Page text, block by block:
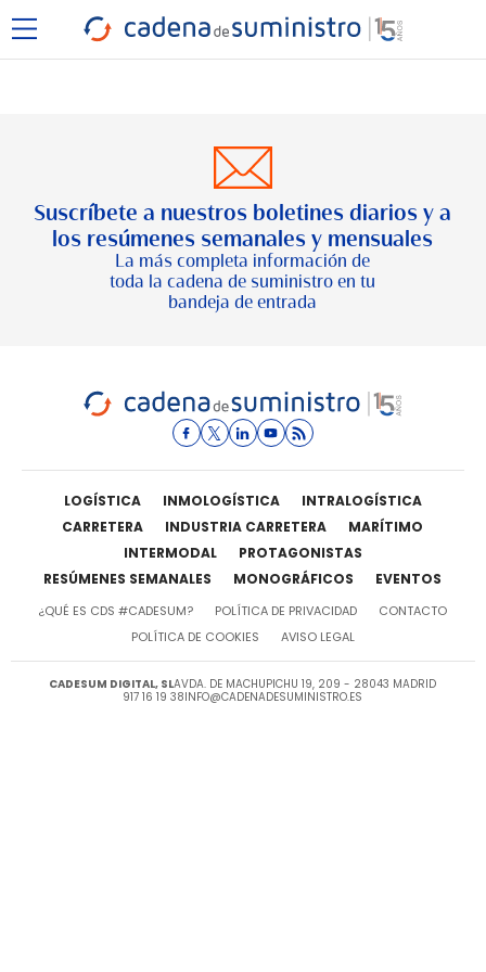
Suscríbete a nuestros boletines diarios y a
los resúmenes semanales y mensuales
La más completa información de
toda la cadena de suministro en tu
bandeja de entrada
LOGÍSTICA INMOLOGÍSTICA
INTRALOGÍSTICA
CARRETERA
INDUSTRIA CARRETERA
MARÍTIMO
INTERMODAL
PROTAGONISTAS
RESÚMENES SEMANALES
MONOGRÁFICOS EVENTOS
¿QUÉ ES CDS #CADESUM? POLÍTICA DE PRIVACIDAD
CONTACTO
POLÍTICA DE COOKIES
AVISO LEGAL
CADESUM DIGITAL, SLAVDA. DE MACHUPICHU 19, 209 - 28043 MADRID
917 16 19 38INFO@CADENADESUMINISTRO.ES